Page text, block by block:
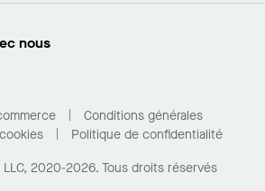
d’achat?
nous
Conditions générales
Politique de confidentialité
2020-2026. Tous droits réservés